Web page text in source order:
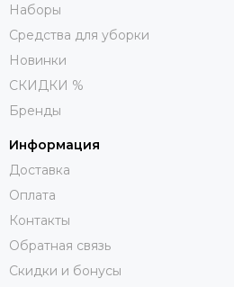
Наборы
Средства для уборки
Новинки
СКИДКИ %
Бренды
Информация
Доставка
Оплата
Контакты
Обратная связь
Скидки и бонусы